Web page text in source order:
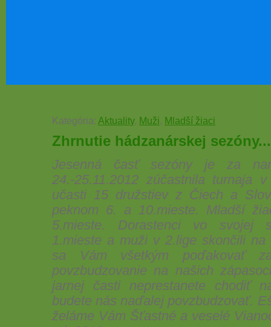
Kategória: Aktuality, Muži, Mladší žiaci
Zhrnutie hádzanárskej
Jesenná časť sezóny je za
24.-25.11.2012 zúčastnila turnaja
učasti 15 družstiev z Čiech a
peknom 6. a 10.mieste. Mladší
5.mieste. Dorastenci vo svojej
1.mieste a muži v 2.lige skončili na
sa Vám všetkým poďakovať
povzbudzovanie na našich
jarnej časti neprestanete chodiť
budete nás naďalej povzbudzovať.
želáme Vám Šťastné a veselé